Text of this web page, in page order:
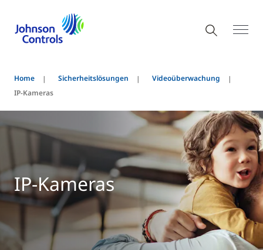
Home Sicherheitslösungen
Videoüberwachung
IP-Kameras
IP-Kameras